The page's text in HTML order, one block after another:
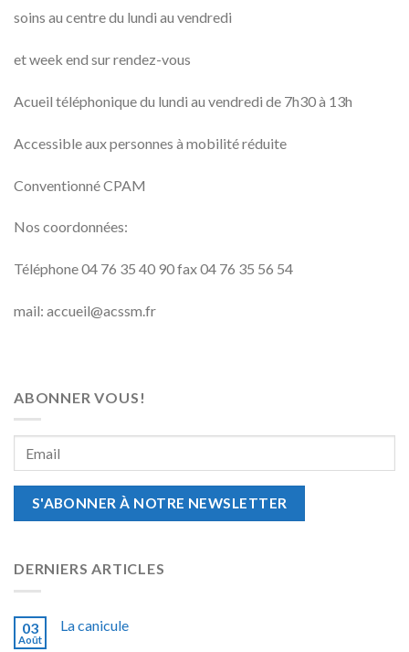
soins au centre du lundi au vendredi
et week end sur rendez-vous
Acueil téléphonique du lundi au vendredi de 7h30 à 13h
Accessible aux personnes à mobilité réduite
Conventionné CPAM
Nos coordonnées:
Téléphone 04 76 35 40 90 fax 04 76 35 56 54
mail: accueil@acssm.fr
ABONNER VOUS!
DERNIERS ARTICLES
03
Août
La canicule